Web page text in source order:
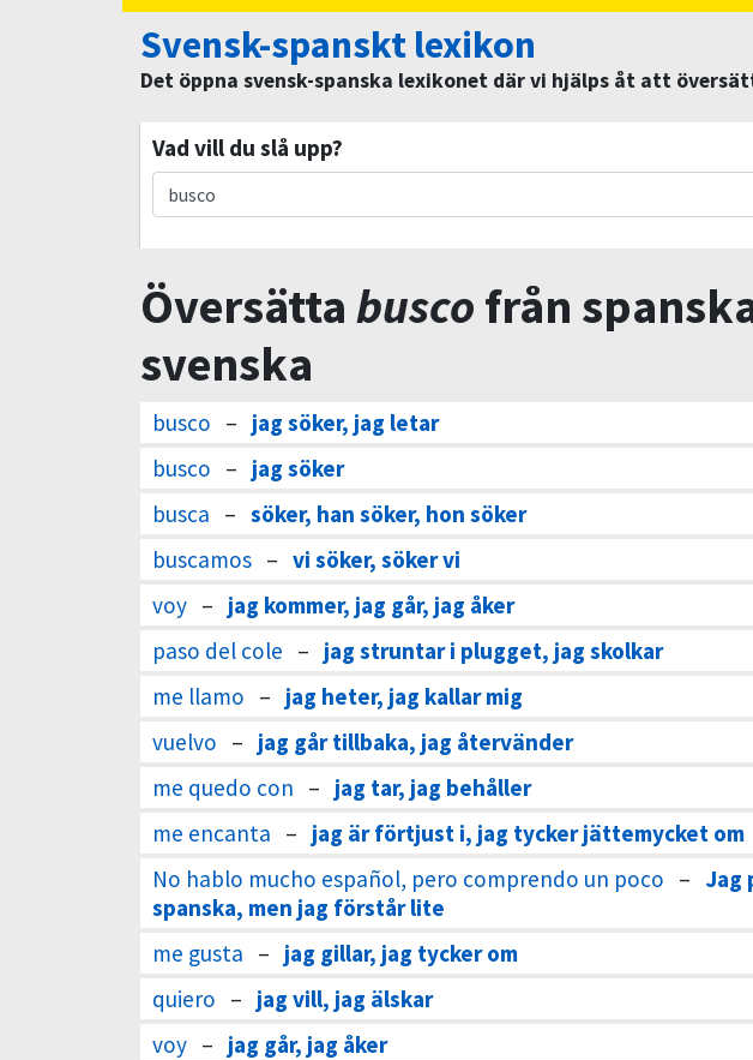
Svensk-spanskt lexikon
Det öppna svensk-spanska lexikonet där vi hjälps åt att
Vad vill du slå upp?
Översätta busco från
svenska
busco – jag söker, jag letar
busco – jag söker
busca – söker, han söker, hon söker
buscamos – vi söker, söker vi
voy – jag kommer, jag går, jag åker
paso del cole – jag struntar i plugget, jag skolkar
me llamo – jag heter, jag kallar mig
vuelvo – jag går tillbaka, jag återvänder
me quedo con – jag tar, jag behåller
me encanta – jag är förtjust i, jag tycker jättemycket om
No hablo mucho español, pero comprendo un poco – Jag
spanska, men jag förstår lite
me gusta – jag gillar, jag tycker om
quiero – jag vill, jag älskar
voy – jag går, jag åker